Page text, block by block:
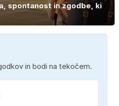
spontanost in zgodbe, ki
in bodi na tekočem.